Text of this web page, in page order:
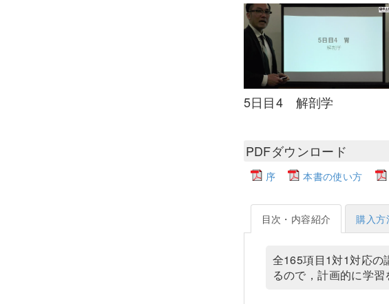
5日目4 解剖学
PDFダウンロード
序 本書の使い方
目次・内容紹介 購入方
全165項目1対1対応の
るので，計画的に学